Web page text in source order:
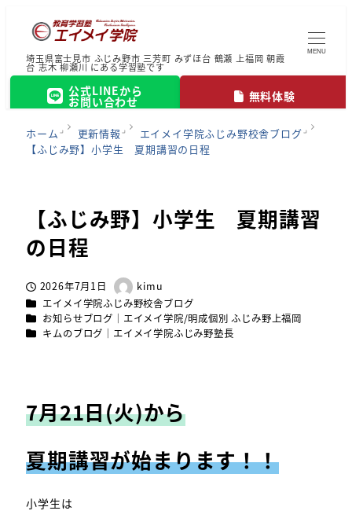
埼玉県富士見市 ふじみ野市 三芳町 みずほ台 鶴瀬 上福岡 朝霞
台 志木 柳瀬川 にある学習塾です
公式LINEから
お問い合わせ 無料体験
MENU
ホーム 更新情報
エイメイ学院ふじみ野校舎ブログ
【ふじみ野】小学生 夏期講習の日程
【ふじみ野】小学生 夏期講習
の日程
投稿日2026年7月1日
著
者
kimu
カテゴリー
エイメイ学院ふじみ野校舎ブログ
カテゴリー
お知らせブログ｜エイメイ学院/明成個別 ふじみ野上福岡
カテゴリー
キムのブログ｜エイメイ学院ふじみ野塾長
7月21日(火)から
夏期講習が始まります！！
小学生は